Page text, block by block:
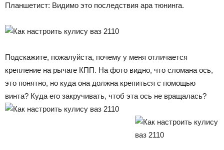
Планшетист: Видимо это последствия ара тюнинга.
Подскажите, пожалуйста, почему у меня отличается
крепление на рычаге КПП. На фото видно, что сломана ось,
это понятно, но куда она должна крепиться с помощью
винта? Куда его закручивать, чтоб эта ось не вращалась?